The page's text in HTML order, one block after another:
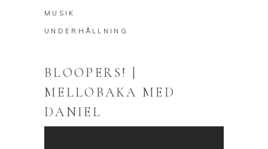
MUSIK
UNDERHÅLLNING
BLOOPERS! |
MELLOBAKA MED
DANIEL